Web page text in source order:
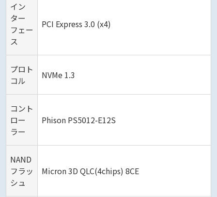
イン
ター
フェー
ス
PCI Express 3.0 (x4)
プロト
コル
NVMe 1.3
コント
ロー
ラー
Phison PS5012-E12S
NAND
フラッ
シュ
Micron 3D QLC(4chips) 8CE